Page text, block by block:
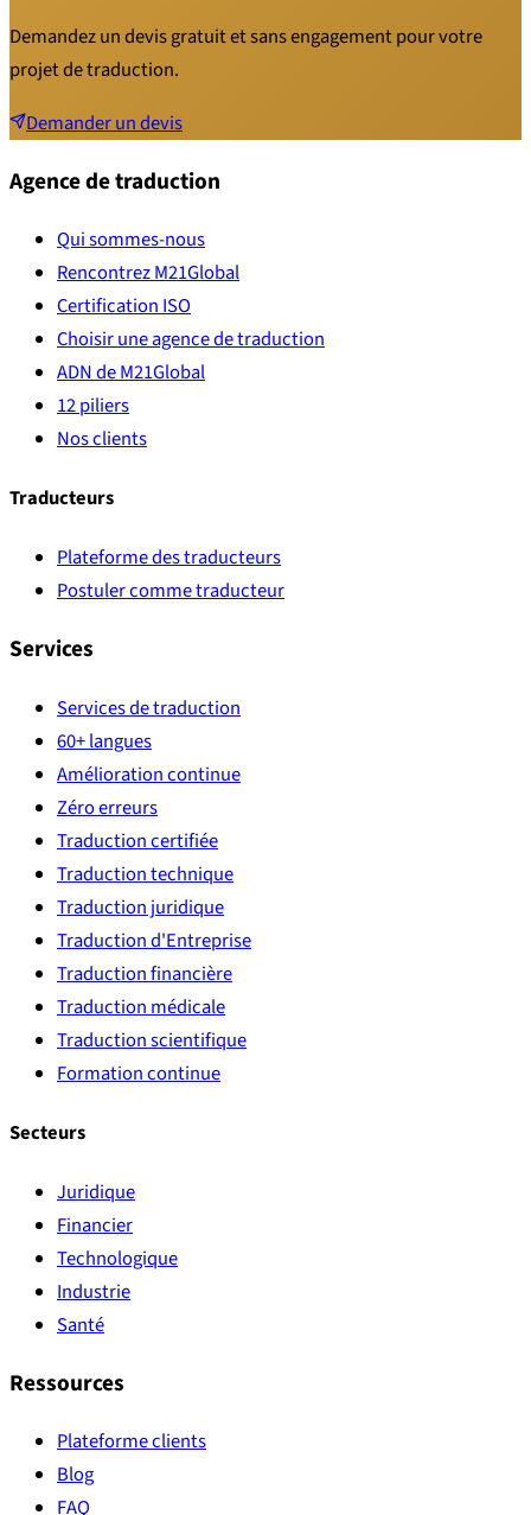
Demandez un devis gratuit et sans engagement pour votre
projet de traduction.
Demander un devis
Agence de traduction
Qui sommes-nous
Rencontrez M21Global
Certification ISO
Choisir une agence de traduction
ADN de M21Global
12 piliers
Nos clients
Traducteurs
Plateforme des traducteurs
Postuler comme traducteur
Services
Services de traduction
60+ langues
Amélioration continue
Zéro erreurs
Traduction certifiée
Traduction technique
Traduction juridique
Traduction d'Entreprise
Traduction financière
Traduction médicale
Traduction scientifique
Formation continue
Secteurs
Juridique
Financier
Technologique
Industrie
Santé
Ressources
Plateforme clients
Blog
FAQ